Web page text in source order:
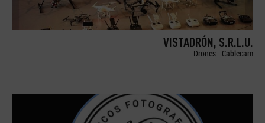
VISTADRÓN, S.R.L.U.
Drones - Cablecam